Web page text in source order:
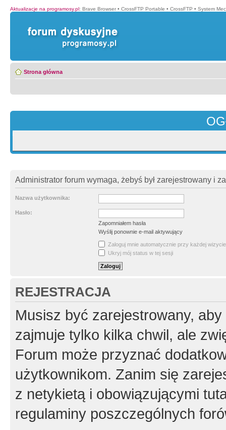
Aktualizacje na programosy.pl: Brave Browser • CrossFTP Portable • CrossFTP • System
Strona główna
Administrator forum wymaga, żebyś był zarejestrowany i
Nazwa użytkownika:
Hasło:
Zapomniałem hasła
Wyślij ponownie e-mail aktywujący
Zaloguj mnie automatycznie przy każdej wizycie
Ukryj mój status w tej sesji
REJESTRACJA
Musisz być zarejestrowany,
zajmuje tylko kilka chwil, ale
Forum może przyznać
użytkownikom. Zanim się
z netykietą i obowiązującymi
regulaminy poszczególnych